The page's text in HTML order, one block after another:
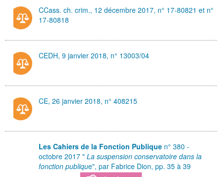
CCass. ch. crim., 12 décembre 2017, n° 17-80821 et n°
17-80818
CEDH, 9 janvier 2018, n° 13003/04
CE, 26 janvier 2018, n° 408215
Les Cahiers de la Fonction Publique n° 380 -
octobre 2017 " La suspension conservatoire dans la
fonction publique", par Fabrice Dion, pp. 35 à 39